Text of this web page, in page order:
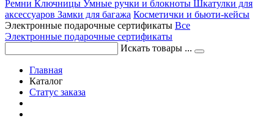
Ремни Ключницы Умные ручки и блокноты Шкатулки для
аксессуаров Замки для багажа Косметички и бьюти-кейсы
Электронные подарочные сертификаты Все
Электронные подарочные сертификаты
Искать товары ...
Главная
Каталог
Статус заказа